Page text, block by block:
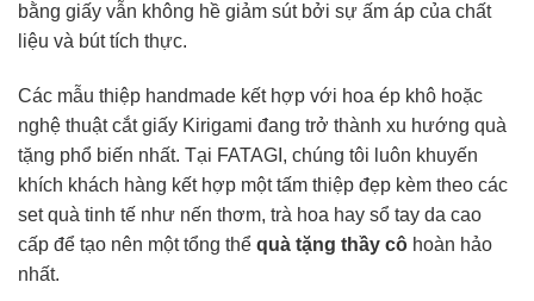
bằng giấy vẫn không hề giảm sút bởi sự ấm áp của chất
liệu và bút tích thực.
Các mẫu thiệp handmade kết hợp với hoa ép khô hoặc
nghệ thuật cắt giấy Kirigami đang trở thành xu hướng quà
tặng phổ biến nhất. Tại FATAGI, chúng tôi luôn khuyến
khích khách hàng kết hợp một tấm thiệp đẹp kèm theo các
set quà tinh tế như nến thơm, trà hoa hay sổ tay da cao
cấp để tạo nên một tổng thể quà tặng thầy cô hoàn hảo
nhất.